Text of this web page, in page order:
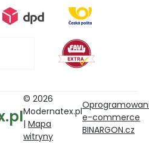
© 2026
Modernatex.pl
| Mapa
witryny
e-commerce
BINARGON.cz